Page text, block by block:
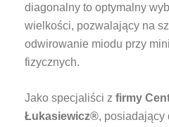
diagonalny to optymalny
wielkości, pozwalający na
odwirowanie miodu przy
fizycznych.
Jako specjaliści z firmy
Łukasiewicz®, posiadający